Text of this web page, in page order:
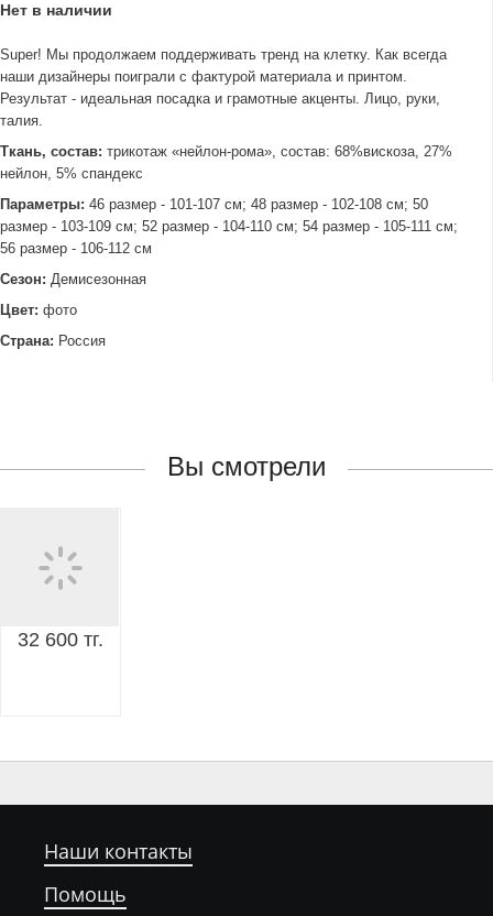
Нет в наличии
Super! Мы продолжаем поддерживать тренд на клетку. Как всегда
наши дизайнеры поиграли с фактурой материала и принтом.
Результат - идеальная посадка и грамотные акценты. Лицо, руки,
талия.
Ткань, состав: трикотаж «нейлон-рома», состав: 68%вискоза, 27%
нейлон, 5% спандекс
Параметры: 46 размер - 101-107 см; 48 размер - 102-108 см; 50
размер - 103-109 см; 52 размер - 104-110 см; 54 размер - 105-111 см;
56 размер - 106-112 см
Сезон: Демисезонная
Цвет: фото
Страна: Россия
Вы смотрели
32 600 тг.
Наши контакты
Помощь